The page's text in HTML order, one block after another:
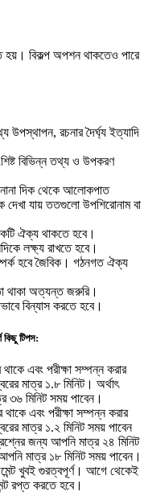
হয়। বিকল্প অপশন থাকতেও পারে
উপস্থাপন, রচনার দৈর্ঘ্য ইত্যাদি
বিভিন্ন তথ্য ও উপকরণ
নানা দিক থেকে আলোকপাত
দেখা যায় ততগুলো উপশিরোনাম বা
ঐক্য থাকতে হবে।
লক্ষ্য রাখতে হবে।
হবে জৈবিক। গঠনগত ঐক্য
থাকা অত্যন্ত জরুরি।
বিন্যাস করতে হবে।
কিছু টিপস:
এবং পরীক্ষা সম্পন্ন করার
মাত্র ১.৮ মিনিট। অর্থাৎ
মিনিট সময় পাবেন।
এবং পরীক্ষা সম্পন্ন করার
মাত্র ১.২ মিনিট সময় পাবেন
জন্য আপনি মাত্র ২৪ মিনিট
মাত্র ১৮ মিনিট সময় পাবেন।
খুবই গুরত্বপূর্ণ। আগে থেকেই
রপ্ত করতে হবে।